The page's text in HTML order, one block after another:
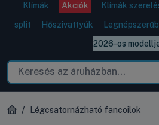
Klímák Akciók Klímák
split
Hőszivattyúk
2026-os
Légcsatornázható fancoilok